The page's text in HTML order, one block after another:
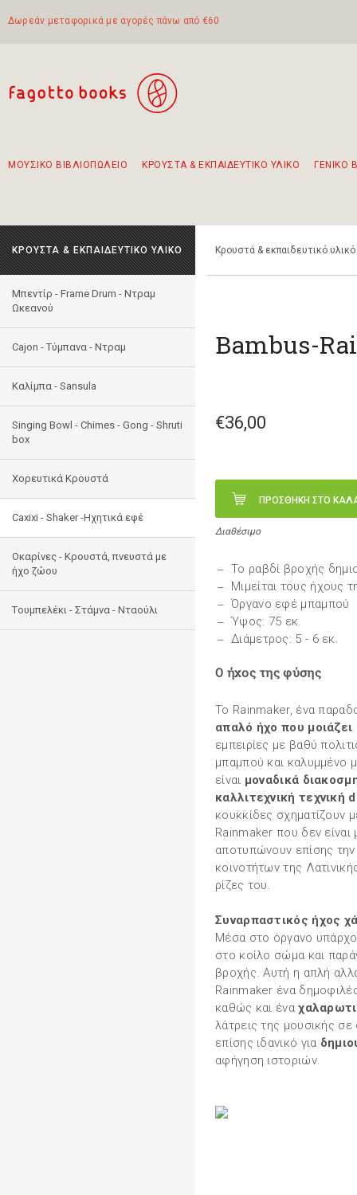
Δωρεάν μεταφορικά με αγορές πάνω από €60
ΜΟΥΣΙΚΟ ΒΙΒΛΙΟΠΩΛΕΙΟ ΚΡΟΥΣΤΑ & ΕΚΠΑΙΔΕΥΤΙΚΟ ΥΛΙΚΟ ΓΕΝΙΚΟ
ΚΡΟΥΣΤΑ & ΕΚΠΑΙΔΕΥΤΙΚΟ ΥΛΙΚΟ
Μπεντίρ - Frame Drum - Ντραμ
Ωκεανού
Cajon - Τύμπανα - Ντραμ
Καλίμπα - Sansula
Singing Bowl - Chimes - Gong - Shruti
box
Χορευτικά Κρουστά
Caxixi - Shaker -Ηχητικά εφέ
Οκαρίνες - Κρουστά, πνευστά με
ήχο ζώου
Tουμπελέκι - Στάμνα - Νταούλι
Κρουστά & εκπαιδευτικό υλικό
Bambus-
€36,00
ΠΡΟΣΘΗΚΗ ΣΤΟ
Διαθέσιμο
Το ραβδί βροχής
Μιμείται τους ήχους
Όργανο εφέ μπαμπού
Ύψος: 75 εκ.
Διάμετρος: 5 - 6 εκ.
Ο ήχος της φύσης
Το Rainmaker, ένα
απαλό ήχο που
εμπειρίες με βαθύ
μπαμπού και καλυμμένο
είναι μοναδικά
καλλιτεχνική τεχνική
κουκκίδες σχηματίζουν
Rainmaker που δεν είναι
αποτυπώνουν επίσης
κοινοτήτων της
ρίζες του.
Συναρπαστικός ήχος
Μέσα στο όργανο
στο κοίλο σώμα και
βροχής. Αυτή η απλή
Rainmaker ένα
καθώς και ένα
λάτρεις της μουσικής
επίσης ιδανικό για
αφήγηση ιστοριών.